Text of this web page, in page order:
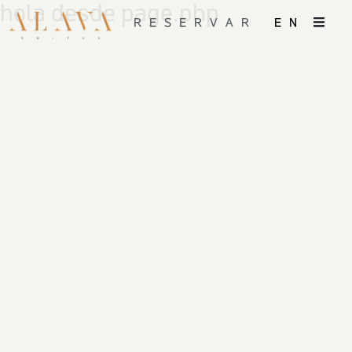
RESERVAR EN
hola desde page.php